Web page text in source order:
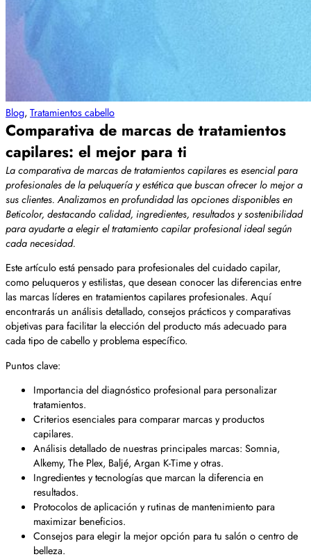
Blog, Tratamientos cabello
Comparativa de marcas de tratamientos
capilares: el mejor para ti
La comparativa de marcas de tratamientos capilares es esencial para
profesionales de la peluquería y estética que buscan ofrecer lo mejor a
sus clientes. Analizamos en profundidad las opciones disponibles en
Beticolor, destacando calidad, ingredientes, resultados y sostenibilidad
para ayudarte a elegir el tratamiento capilar profesional ideal según
cada necesidad.
Este artículo está pensado para profesionales del cuidado capilar,
como peluqueros y estilistas, que desean conocer las diferencias entre
las marcas líderes en tratamientos capilares profesionales. Aquí
encontrarás un análisis detallado, consejos prácticos y comparativas
objetivas para facilitar la elección del producto más adecuado para
cada tipo de cabello y problema específico.
Puntos clave:
Importancia del diagnóstico profesional para personalizar
tratamientos.
Criterios esenciales para comparar marcas y productos
capilares.
Análisis detallado de nuestras principales marcas: Somnia,
Alkemy, The Plex, Baljé, Argan K-Time y otras.
Ingredientes y tecnologías que marcan la diferencia en
resultados.
Protocolos de aplicación y rutinas de mantenimiento para
maximizar beneficios.
Consejos para elegir la mejor opción para tu salón o centro de
belleza.